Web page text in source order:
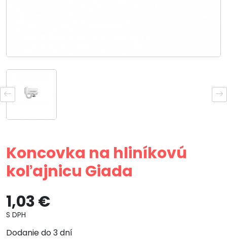
Koncovka na hliníkovú
koľajnicu Giada
1,03 €
S DPH
Dodanie do 3 dní